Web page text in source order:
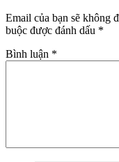
Email của bạn sẽ không
buộc được đánh dấu *
Bình luận *